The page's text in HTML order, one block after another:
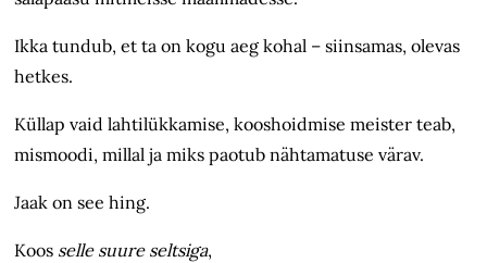
Ikka tundub, et ta on kogu aeg kohal – siinsamas, olevas
hetkes.
Küllap vaid lahtilükkamise, kooshoidmise meister teab,
mismoodi, millal ja miks paotub nähtamatuse värav.
Jaak on see hing.
Koos selle suure seltsiga,